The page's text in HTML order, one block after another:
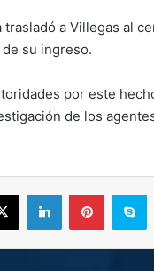
trasladó a Villegas al
su ingreso.
por este
de los
X LinkedInPinterest